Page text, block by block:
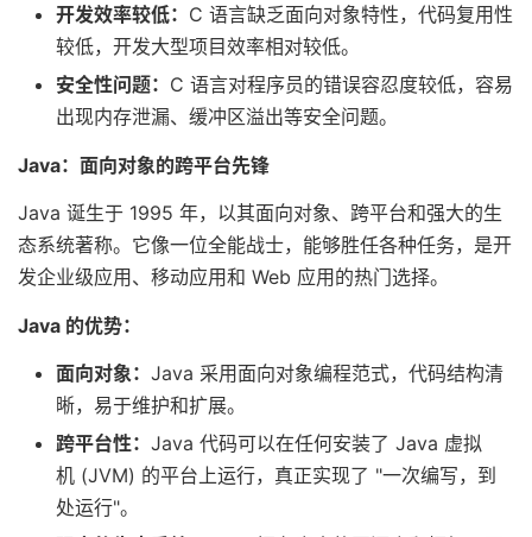
开发效率较低： C 语言缺乏面向对象特性，代码复用性
较低，开发大型项目效率相对较低。
安全性问题： C 语言对程序员的错误容忍度较低，容易
出现内存泄漏、缓冲区溢出等安全问题。
Java：面向对象的跨平台先锋
Java 诞生于 1995 年，以其面向对象、跨平台和强大的生
态系统著称。它像一位全能战士，能够胜任各种任务，是开
发企业级应用、移动应用和 Web 应用的热门选择。
Java 的优势：
面向对象： Java 采用面向对象编程范式，代码结构清
晰，易于维护和扩展。
跨平台性： Java 代码可以在任何安装了 Java 虚拟
机 (JVM) 的平台上运行，真正实现了 "一次编写，到
处运行"。